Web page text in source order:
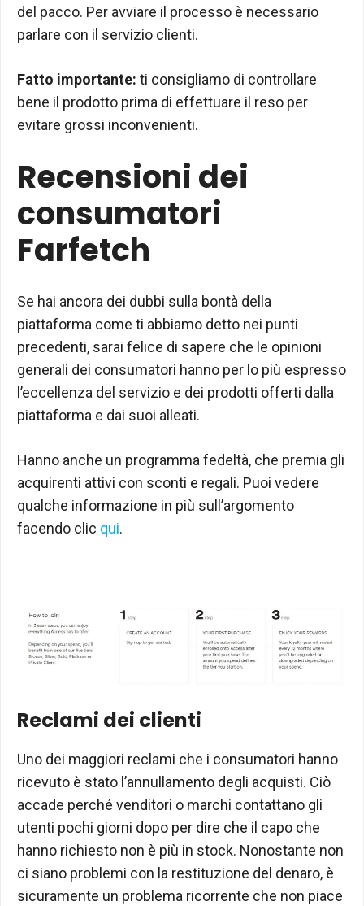
del pacco. Per avviare il processo è necessario
parlare con il servizio clienti.
Fatto importante: ti consigliamo di controllare
bene il prodotto prima di effettuare il reso per
evitare grossi inconvenienti.
Recensioni dei
consumatori
Farfetch
Se hai ancora dei dubbi sulla bontà della
piattaforma come ti abbiamo detto nei punti
precedenti, sarai felice di sapere che le opinioni
generali dei consumatori hanno per lo più espresso
l’eccellenza del servizio e dei prodotti offerti dalla
piattaforma e dai suoi alleati.
Hanno anche un programma fedeltà, che premia gli
acquirenti attivi con sconti e regali. Puoi vedere
qualche informazione in più sull’argomento
facendo clic qui.
Reclami dei clienti
Uno dei maggiori reclami che i consumatori hanno
ricevuto è stato l’annullamento degli acquisti. Ciò
accade perché venditori o marchi contattano gli
utenti pochi giorni dopo per dire che il capo che
hanno richiesto non è più in stock. Nonostante non
ci siano problemi con la restituzione del denaro, è
sicuramente un problema ricorrente che non piace